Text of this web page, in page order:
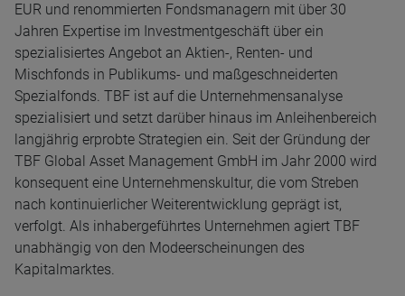
EUR und renommierten Fondsmanagern mit über 30
Jahren Expertise im Investmentgeschäft über ein
spezialisiertes Angebot an Aktien-, Renten- und
Mischfonds in Publikums- und maßgeschneiderten
Spezialfonds. TBF ist auf die Unternehmensanalyse
spezialisiert und setzt darüber hinaus im Anleihenbereich
langjährig erprobte Strategien ein. Seit der Gründung der
TBF Global Asset Management GmbH im Jahr 2000 wird
konsequent eine Unternehmenskultur, die vom Streben
nach kontinuierlicher Weiterentwicklung geprägt ist,
verfolgt. Als inhabergeführtes Unternehmen agiert TBF
unabhängig von den Modeerscheinungen des
Kapitalmarktes.